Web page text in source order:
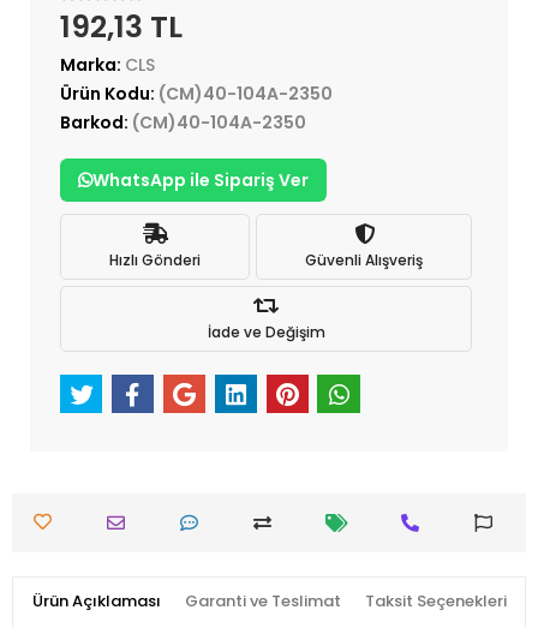
192,13 TL
Marka: CLS
Ürün Kodu: (CM)40-104A-2350
Barkod: (CM)40-104A-2350
WhatsApp ile Sipariş Ver
Hızlı Gönderi Güvenli Alışveriş
İade ve Değişim
Ürün Açıklaması Garanti ve Teslimat Taksit Seçenekleri